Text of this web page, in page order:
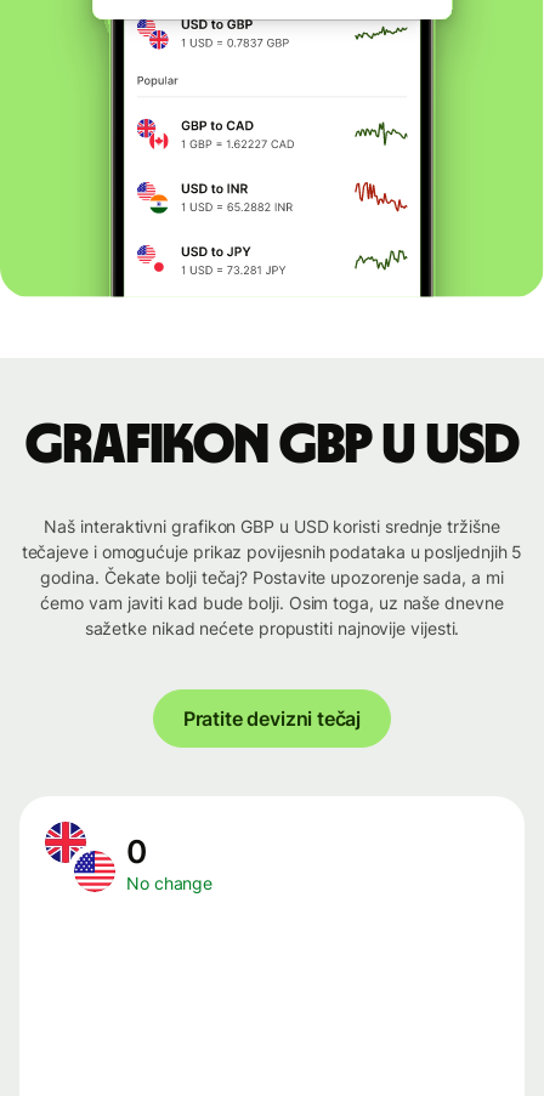
Grafikon GBP u USD
Naš interaktivni grafikon GBP u USD koristi srednje tržišne
tečajeve i omogućuje prikaz povijesnih podataka u posljednjih 5
godina. Čekate bolji tečaj? Postavite upozorenje sada, a mi
ćemo vam javiti kad bude bolji. Osim toga, uz naše dnevne
sažetke nikad nećete propustiti najnovije vijesti.
Pratite devizni tečaj
0
No change